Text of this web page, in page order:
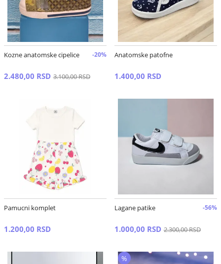
Kozne anatomske cipelice -20%
2.480,00 RSD 3.100,00 RSD
Anatomske patofne
1.400,00 RSD
Pamucni komplet
1.200,00 RSD
Lagane patike -56%
1.000,00 RSD 2.300,00 RSD
%